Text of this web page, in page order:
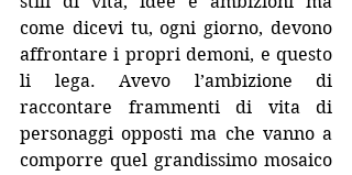
come dicevi tu, ogni giorno, devono
affrontare i propri demoni, e questo
li lega. Avevo l’ambizione di
raccontare frammenti di vita di
personaggi opposti ma che vanno a
comporre quel grandissimo mosaico